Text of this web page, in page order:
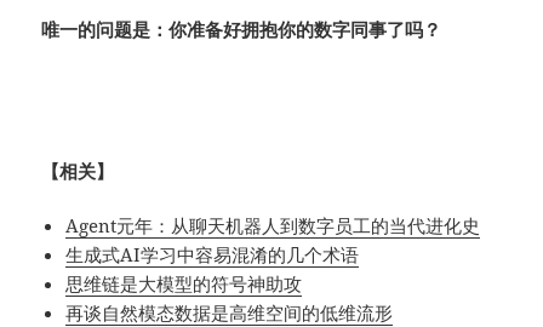
唯一的问题是：你准备好拥抱你的数字同事了吗？
【相关】
Agent元年：从聊天机器人到数字员工的当代进化史
生成式AI学习中容易混淆的几个术语
思维链是大模型的符号神助攻
再谈自然模态数据是高维空间的低维流形